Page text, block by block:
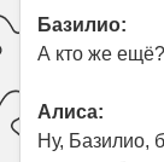
Базилио:
А кто же
Алиса:
Ну, Базилио,